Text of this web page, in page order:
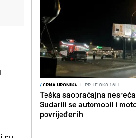
/CRNA HRONIKA I PRIJE OKO 16H
Teška saobraćajna
Sudarili se automobil i
povrijeđenih